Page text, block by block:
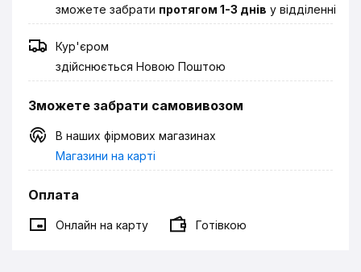
зможете забрати протягом 1-3 днів у відділенні
Кур'єром
здійснюється Новою Поштою
Зможете забрати самовивозом
В наших фірмових магазинах
Магазини на карті
Оплата
Онлайн на карту Готівкою